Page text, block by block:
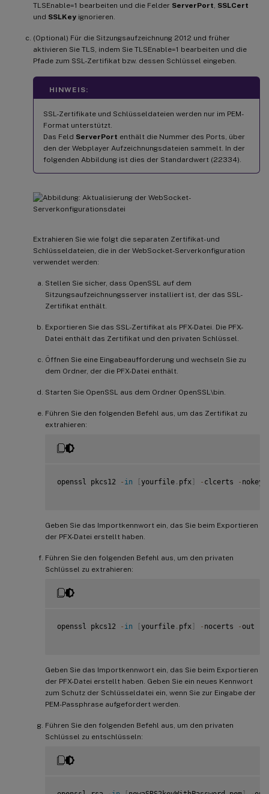
TLSEnable=1 bearbeiten und die Felder ServerPort SSLCert
und SSLKey ignorieren.
(Optional) Für die Sitzungsaufzeichnung 2012 und früher
aktivieren Sie TLS, indem Sie TLSEnable=1 bearbeiten und die
Pfade zum SSL-Zertifikat bzw. dessen Schlüssel eingeben.
HINWEIS:
SSL-Zertifikate und Schlüsseldateien werden nur im PEM-
Format unterstützt.
Das Feld ServerPort enthält die Nummer des Ports, über
den der Webplayer Aufzeichnungsdateien sammelt. In der
folgenden Abbildung ist dies der Standardwert (22334).
Extrahieren Sie wie folgt die separaten Zertifikat- und
Schlüsseldateien, die in der WebSocket-Serverkonfiguration
verwendet werden:
Stellen Sie sicher, dass OpenSSL auf dem
Sitzungsaufzeichnungsserver installiert ist, der das SSL-
Zertifikat enthält.
Exportieren Sie das SSL-Zertifikat als PFX-Datei. Die PFX-
Datei enthält das Zertifikat und den privaten Schlüssel.
Öffnen Sie eine Eingabeaufforderung und wechseln Sie zu
dem Ordner, der die PFX-Datei enthält.
Starten Sie OpenSSL aus dem Ordner OpenSSL\bin.
Führen Sie den folgenden Befehl aus, um das Zertifikat zu
extrahieren:
openssl pkcs12 - in [yourfile . pfx] - clcerts -
Geben Sie das Importkennwort ein, das Sie beim Exportieren
der PFX-Datei erstellt haben.
Führen Sie den folgenden Befehl aus, um den privaten
Schlüssel zu extrahieren:
openssl pkcs12 - in [yourfile . pfx] - nocerts - out
Geben Sie das Importkennwort ein, das Sie beim Exportieren
der PFX-Datei erstellt haben. Geben Sie ein neues Kennwort
zum Schutz der Schlüsseldatei ein, wenn Sie zur Eingabe der
PEM-Passphrase aufgefordert werden.
Führen Sie den folgenden Befehl aus, um den privaten
Schlüssel zu entschlüsseln: